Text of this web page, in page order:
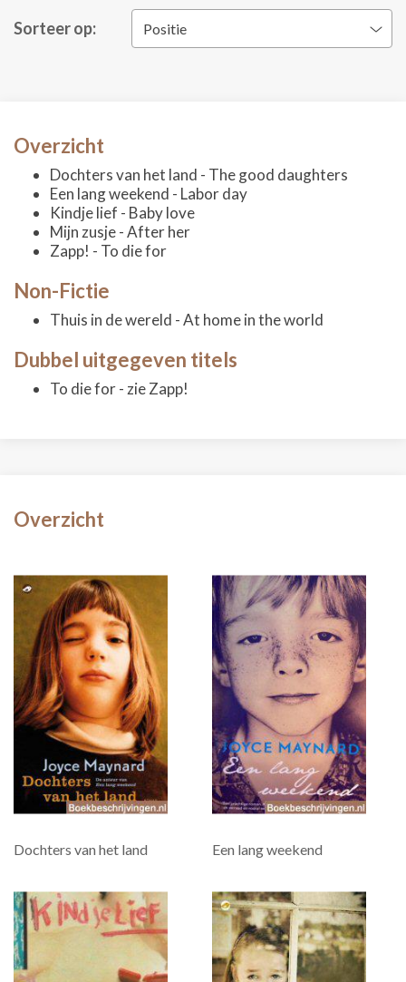
Sorteer op: Positie
Overzicht
Dochters van het land - The good daughters
Een lang weekend - Labor day
Kindje lief - Baby love
Mijn zusje - After her
Zapp! - To die for
Non-Fictie
Thuis in de wereld - At home in the world
Dubbel uitgegeven titels
To die for - zie Zapp!
Overzicht
Dochters van het land Een lang weekend